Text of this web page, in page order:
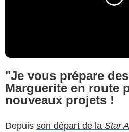
"Je vous prépare
Marguerite en route
nouveaux projets !
Depuis son départ de la Star